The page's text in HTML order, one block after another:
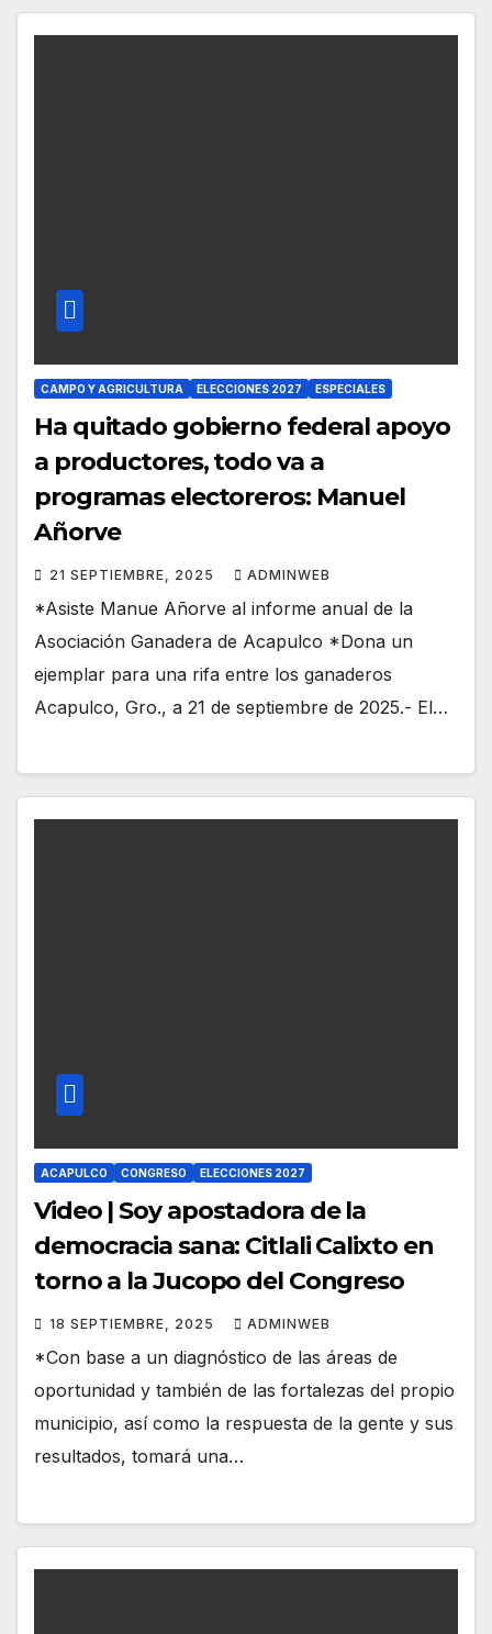
CAMPO Y AGRICULTURA ELECCIONES 2027 ESPECIALES
Ha quitado gobierno federal apoyo
a productores, todo va a
programas electoreros: Manuel
Añorve
21 SEPTIEMBRE, 2025 ADMINWEB
*Asiste Manue Añorve al informe anual de la
Asociación Ganadera de Acapulco *Dona un
ejemplar para una rifa entre los ganaderos
Acapulco, Gro., a 21 de septiembre de 2025.- El…
ACAPULCO CONGRESO ELECCIONES 2027
Video | Soy apostadora de la
democracia sana: Citlali Calixto en
torno a la Jucopo del Congreso
18 SEPTIEMBRE, 2025 ADMINWEB
*Con base a un diagnóstico de las áreas de
oportunidad y también de las fortalezas del propio
municipio, así como la respuesta de la gente y sus
resultados, tomará una…